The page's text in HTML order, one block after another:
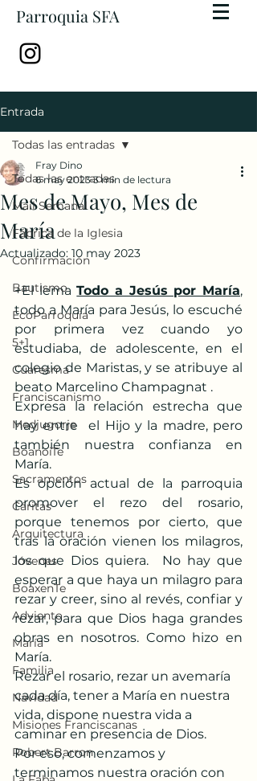
Parroquia SFA
Entrada
Todas las entradas
Mail Semanal
Fábrica de la Iglesia
Confirmación
Bautismo
EcoParroquia
5+1
Cuaresma
Franciscanismo
Medjugorje
BoanoiTe
Sacramentos
Cáritas
Arquitectura
Jóvenes
BoaxenTe
Adviento
María
Familia
Navidad
Misiones Franciscanas
Robert Barron
Todas las entradas
Mes de Mayo, Mes de
María
Fray Dino
6 may 2023 3 min de lectura
Actualizado: 10 may 2023
+El lema Todo a Jesús por María,
todo a María para Jesús, lo escuché
por primera vez cuando yo
estudiaba, de adolescente, en el
colegio de Maristas, y se atribuye al
beato Marcelino Champagnat .
Expresa la relación estrecha que
hay entre  el Hijo y la madre, pero
también nuestra confianza en
María.
Es opción actual de la parroquia
promover el rezo del rosario,
porque tenemos por cierto, que
tras la oración vienen los milagros,
los que Dios quiera.  No hay que
esperar a que haya un milagro para
rezar y creer, sino al revés, confiar y
rezar, para que Dios haga grandes
obras en nosotros. Como hizo en
María.
Rezar el rosario, rezar un avemaría
cada día, tener a María en nuestra
vida, dispone nuestra vida a
caminar en presencia de Dios.
Por eso, comenzamos y
terminamos nuestra oración con